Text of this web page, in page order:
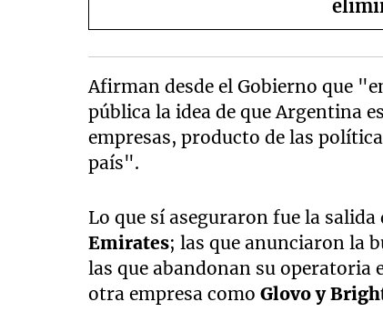
Afirman desde el Gobierno que
pública la idea de que Argentina
empresas, producto de las
país".
Lo que sí aseguraron fue la salida
Emirates; las que anunciaron la
las que abandonan su operatoria
otra empresa comoGlovo y